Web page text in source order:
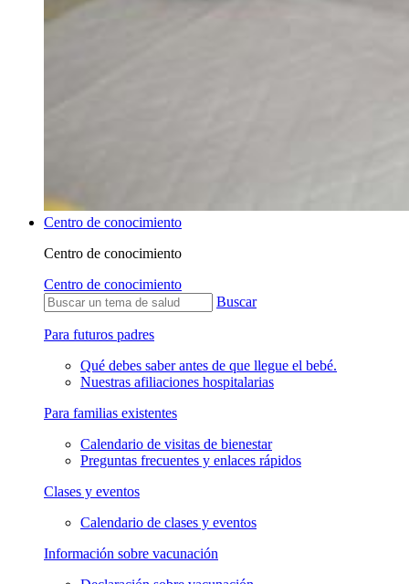
Centro de conocimiento
Centro de conocimiento
Centro de conocimiento
Buscar
Para futuros padres
Qué debes saber antes de que llegue el bebé.
Nuestras afiliaciones hospitalarias
Para familias existentes
Calendario de visitas de bienestar
Preguntas frecuentes y enlaces rápidos
Clases y eventos
Calendario de clases y eventos
Información sobre vacunación